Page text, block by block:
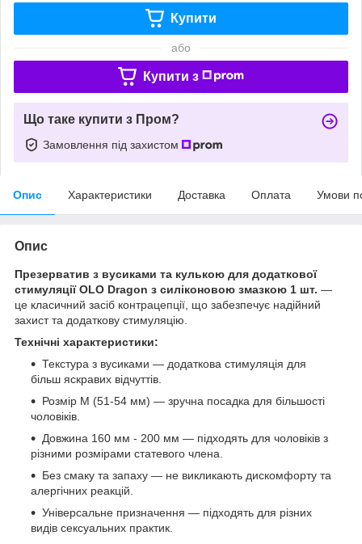
Купити
або
Купити з
Що таке купити з Пром?
Замовлення під захистом
Опис Характеристики Доставка Оплата Умови
Опис
Презерватив з вусиками та кулькою для додаткової
стимуляції OLO Dragon з силіконовою змазкою 1 шт. —
це класичний засіб контрацепції, що забезпечує надійний
захист та додаткову стимуляцію.
Технічні характеристики:
Текстура з вусиками — додаткова стимуляція для
більш яскравих відчуттів.
Розмір M (51-54 мм) — зручна посадка для більшості
чоловіків.
Довжина 160 мм - 200 мм — підходять для чоловіків з
різними розмірами статевого члена.
Без смаку та запаху — не викликають дискомфорту та
алергічних реакцій.
Універсальне призначення — підходять для різних
видів сексуальних практик.